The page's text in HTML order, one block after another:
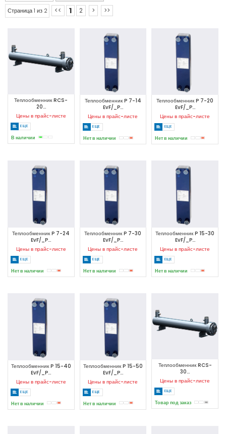
Страница 1 из 2 << 1 2 > >>
Теплообменник RCS-
20...
Цены в прайс-листе
ЕЩЕ
В наличии
Теплообменник P 7-14
EvF/_P...
Цены в прайс-листе
ЕЩЕ
Нет в наличии
Теплообменник P 7-20
EvF/_P...
Цены в прайс-листе
ЕЩЕ
Нет в наличии
Теплообменник P 7-24
EvF/_P...
Цены в прайс-листе
ЕЩЕ
Нет в наличии
Теплообменник P 7-30
EvF/_P...
Цены в прайс-листе
ЕЩЕ
Нет в наличии
Теплообменник P 15-30
EvF/_P...
Цены в прайс-листе
ЕЩЕ
Нет в наличии
Теплообменник P 15-40
EvF/_P...
Цены в прайс-листе
ЕЩЕ
Нет в наличии
Теплообменник P 15-50
EvF/_P...
Цены в прайс-листе
ЕЩЕ
Нет в наличии
Теплообменник RCS-
30...
Цены в прайс-листе
ЕЩЕ
Товар под заказ